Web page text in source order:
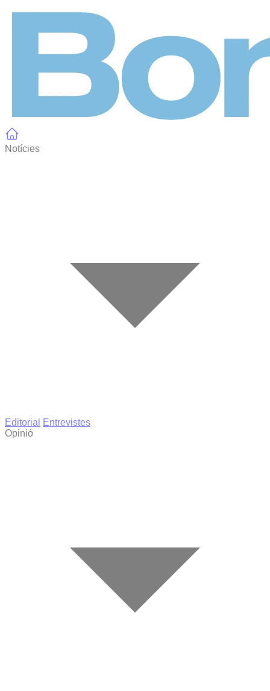
Notícies
Editorial
Entrevistes
Opinió